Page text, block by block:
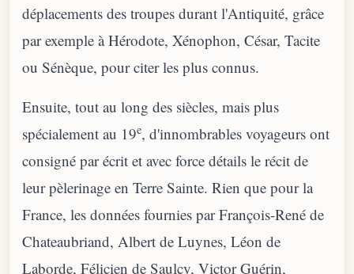
déplacements des troupes durant l'Antiquité, grâce
par exemple à Hérodote, Xénophon, César, Tacite
ou Sénèque, pour citer les plus connus.
Ensuite, tout au long des siècles, mais plus
spécialement au 19e, d'innombrables voyageurs ont
consigné par écrit et avec force détails le récit de
leur pèlerinage en Terre Sainte. Rien que pour la
France, les données fournies par François-René de
Chateaubriand, Albert de Luynes, Léon de
Laborde, Félicien de Saulcy, Victor Guérin,